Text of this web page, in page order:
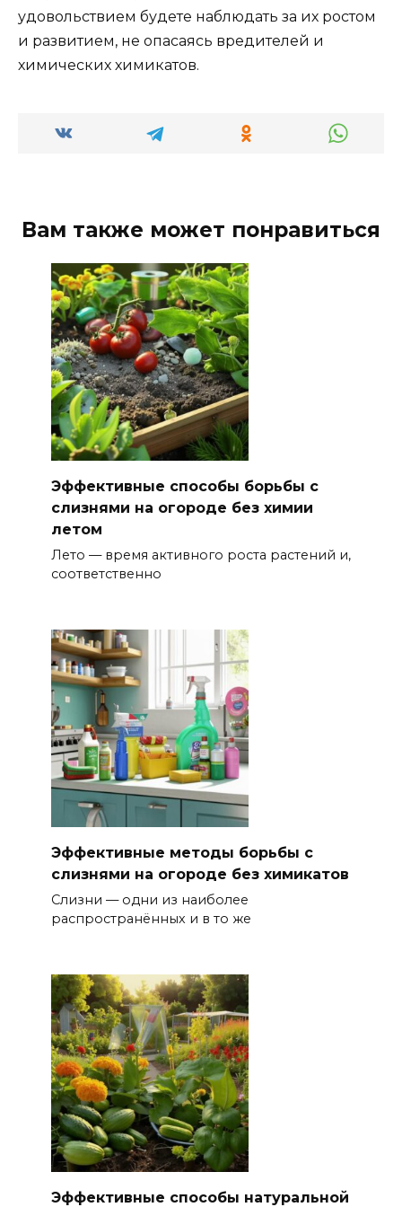
удовольствием будете наблюдать за их ростом
и развитием, не опасаясь вредителей и
химических химикатов.
Вам также может понравиться
Эффективные способы борьбы с
слизнями на огороде без химии
летом
Лето — время активного роста растений и,
соответственно
Эффективные методы борьбы с
слизнями на огороде без химикатов
Слизни — одни из наиболее
распространённых и в то же
Эффективные способы натуральной